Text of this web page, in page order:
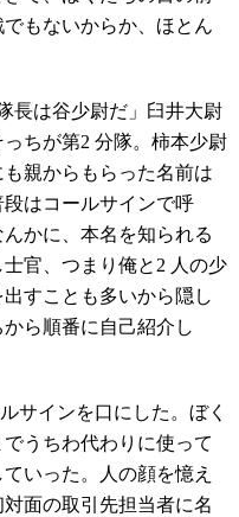
もないからか、ほとん
長は谷少尉だ」臼井大尉
ちが第2 分隊。柿本少尉
親からもらった名前は
はコールサインで呼
かに、本名を知られる
官、つまり俺と2 人の少
すことも多いから隠し
ら順番に自己紹介し
サインを口にした。ぼく
うちわ代わりに使って
いった。人の顔を憶え
面の取引先担当者に名